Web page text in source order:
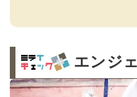
エンジ